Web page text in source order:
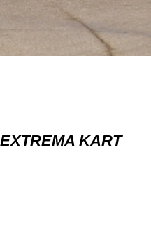
KART